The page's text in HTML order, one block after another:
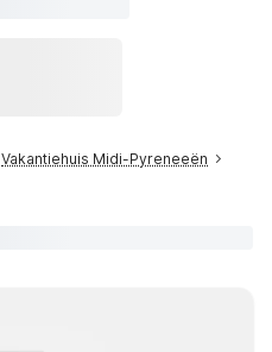
Vakantiehuis Midi-Pyreneeën